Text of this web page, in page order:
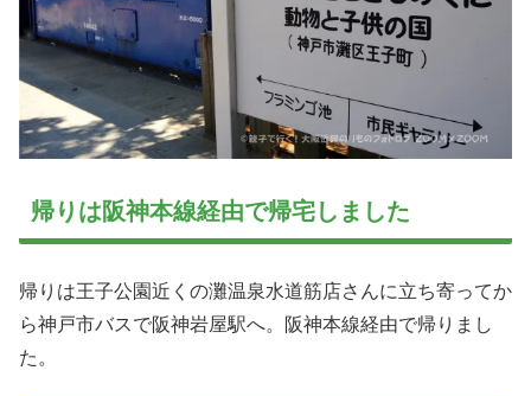
帰りは阪神本線経由で帰宅しました
帰りは王子公園近くの灘温泉水道筋店さんに立ち寄ってか
ら神戸市バスで阪神岩屋駅へ。阪神本線経由で帰りまし
た。